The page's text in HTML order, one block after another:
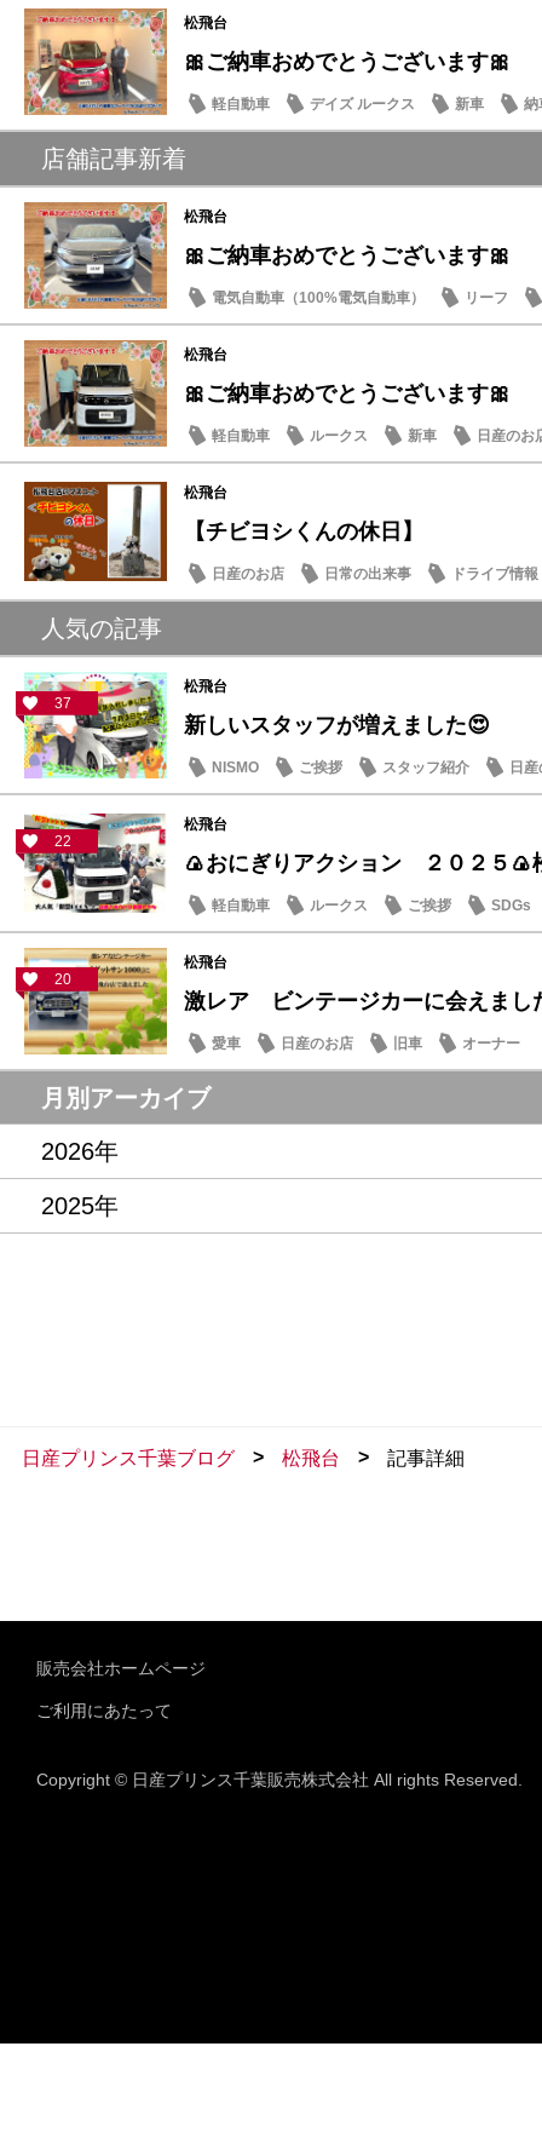
松飛台
🎀ご納車おめでとうございます🎀
軽自動車 デイズ ルークス 新車 納
店舗記事新着
松飛台
🎀ご納車おめでとうございます🎀
電気自動車（100%電気自動車） リーフ
松飛台
🎀ご納車おめでとうございます🎀
軽自動車 ルークス 新車 日産のお
松飛台
【チビヨシくんの休日】
日産のお店 日常の出来事 ドライブ情報
人気の記事
37
松飛台
新しいスタッフが増えました😍
NISMO ご挨拶 スタッフ紹介 日
22
松飛台
🍙おにぎりアクション ２０２５🍙
軽自動車 ルークス ご挨拶 SDGs
20
松飛台
激レア ビンテージカーに会えまし
愛車 日産のお店 旧車 オーナー
月別アーカイブ
2026年
2025年
日産プリンス千葉ブログ > 松飛台 > 記事詳細
販売会社ホームページ
ご利用にあたって
Copyright © 日産プリンス千葉販売株式会社 All rights Reserved.